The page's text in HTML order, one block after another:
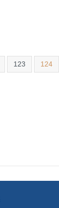
123 124